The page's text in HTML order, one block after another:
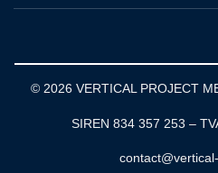
© 2026 VERTICAL PROJECT
SIREN 834 357 253 –